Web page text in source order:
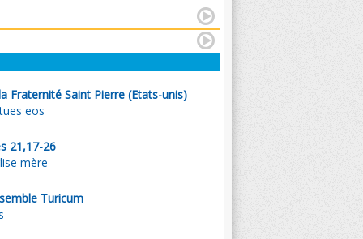
Fraternité Saint Pierre (Etats-unis)
eos
21,17-26
mère
Turicum